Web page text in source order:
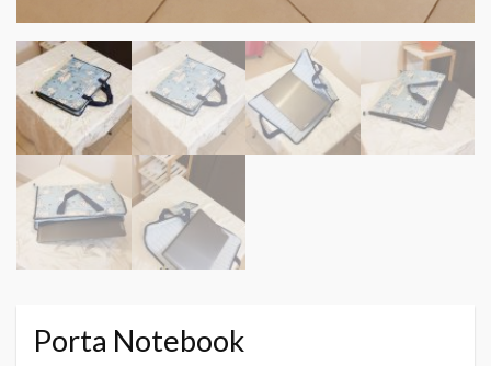
Porta Notebook